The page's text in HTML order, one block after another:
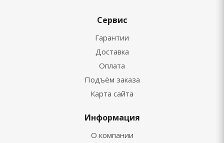
Сервис
Гарантии
Доставка
Оплата
Подъём заказа
Карта сайта
Информация
О компании